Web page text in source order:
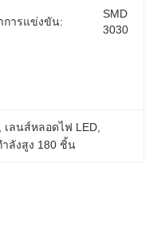
การแข่งขัน:
SMD
3030
เลนส์หลอดไฟ LED
ำลังสูง 180 ชิ้น